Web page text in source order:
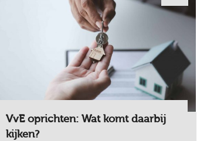
VvE oprichten: Wat komt daarbij
kijken?